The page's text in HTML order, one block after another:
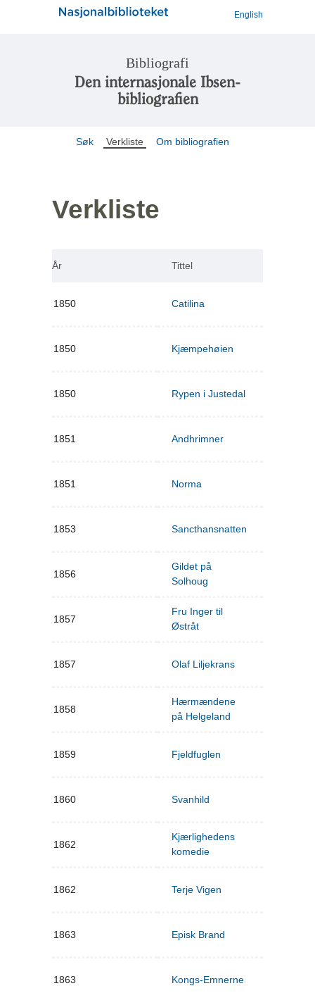
English
Bibliografi
Den internasjonale Ibsen-
bibliografien
Søk Verkliste Om bibliografien
Verkliste
År Tittel
1850 Catilina
1850 Kjæmpehøien
1850 Rypen i Justedal
1851 Andhrimner
1851 Norma
1853 Sancthansnatten
1856
Gildet på
Solhoug
1857
Fru Inger til
Østråt
1857 Olaf Liljekrans
1858
Hærmændene
på Helgeland
1859 Fjeldfuglen
1860 Svanhild
1862
Kjærlighedens
komedie
1862 Terje Vigen
1863 Episk Brand
1863 Kongs-Emnerne